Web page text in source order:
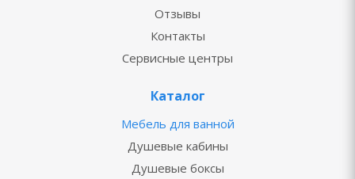
Отзывы
Контакты
Сервисные центры
Каталог
Мебель для ванной
Душевые кабины
Душевые боксы